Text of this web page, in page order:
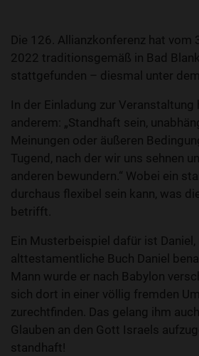
Die 126. Allianzkonferenz hat vom
2022 traditionsgemäß in Bad
stattgefunden – diesmal unter
In der Einladung zur Veranstaltung
anderem: „Standhaft sein,
Meinungen oder äußeren
Tugend, nach der wir uns sehnen
anderen bewundern.“ Wobei ein
durchaus flexibel sein kann, was
betrifft.
Ein Musterbeispiel dafür ist Daniel,
alttestamentliche Buch Daniel
Mann wurde er nach Babylon
sich dort in einer völlig fremden
zurechtfinden. Das gelang ihm
Glauben an den Gott Israels
standhaft!